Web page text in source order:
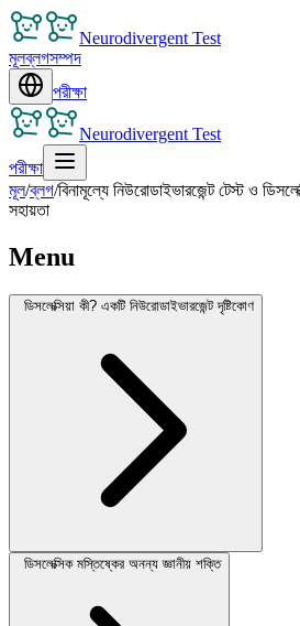
Neurodivergent Test
মূলব্লগসম্পদ
পরীক্ষা
Neurodivergent Test
পরীক্ষা
মূল/ব্লগ/বিনামূল্যে নিউরোডাইভারজেন্ট টেস্ট ও
সহায়তা
Menu
ডিসলেক্সিয়া কী? একটি নিউরোডাইভারজেন্ট দৃষ্টিকোণ
ডিসলেক্সিক মস্তিষ্কের অনন্য জ্ঞানীয় শক্তি